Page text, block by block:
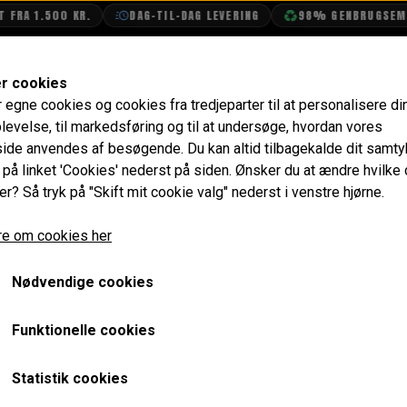
1.500 KR. DAG-TIL-DAG LEVERING 98%
Bremserørs sæt, 1980-1988 - Højrestyret
Bremserørs sæt, 1980-
Varenummer: GB4999
Passer til for/bag opdeling med "Gul" type 2-kreds
Bruges også til ombygninger fra tromle til skivebremser.
cookies
egne cookies og cookies fra tredjeparter til at personalisere
til markedsføring og til at undersøge, hvordan vores
anvendes af besøgende. Du kan altid tilbagekalde dit
linket 'Cookies' nederst på siden. Ønsker du at ændre hvilke
Så tryk på "Skift mit cookie valg" nederst i venstre hjørne.
om cookies her
Nødvendige cookies
Funktionelle cookies
Statistik cookies